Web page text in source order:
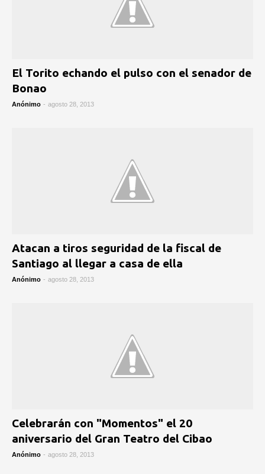
El Torito echando el pulso con el senador de
Bonao
Anónimo - agosto 28, 2013
Atacan a tiros seguridad de la fiscal de
Santiago al llegar a casa de ella
Anónimo - agosto 28, 2013
Celebrarán con "Momentos" el 20
aniversario del Gran Teatro del Cibao
Anónimo - agosto 28, 2013